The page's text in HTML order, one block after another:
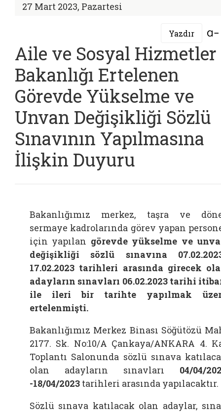
27 Mart 2023, Pazartesi
Yazdır
Aile ve Sosyal Hizmetler
Bakanlığı Ertelenen
Görevde Yükselme ve
Unvan Değişikliği Sözlü
Sınavının Yapılmasına
İlişkin Duyuru
Bakanlığımız merkez, taşra ve
sermaye kadrolarında görev yapan
için yapılan görevde yükselme ve
değişikliği sözlü sınavına
17.02.2023 tarihleri arasında girecek
adayların sınavları 06.02.2023 tarihi
ile ileri bir tarihte yapılmak
ertelenmişti.
Bakanlığımız Merkez Binası Söğütözü
2177. Sk. No:10/A Çankaya/ANKARA 4.
Toplantı Salonunda sözlü sınava
olan adayların sınavları 04/04/
-18/04/2023 tarihleri arasında yapılacaktır.
Sözlü sınava katılacak olan adaylar,